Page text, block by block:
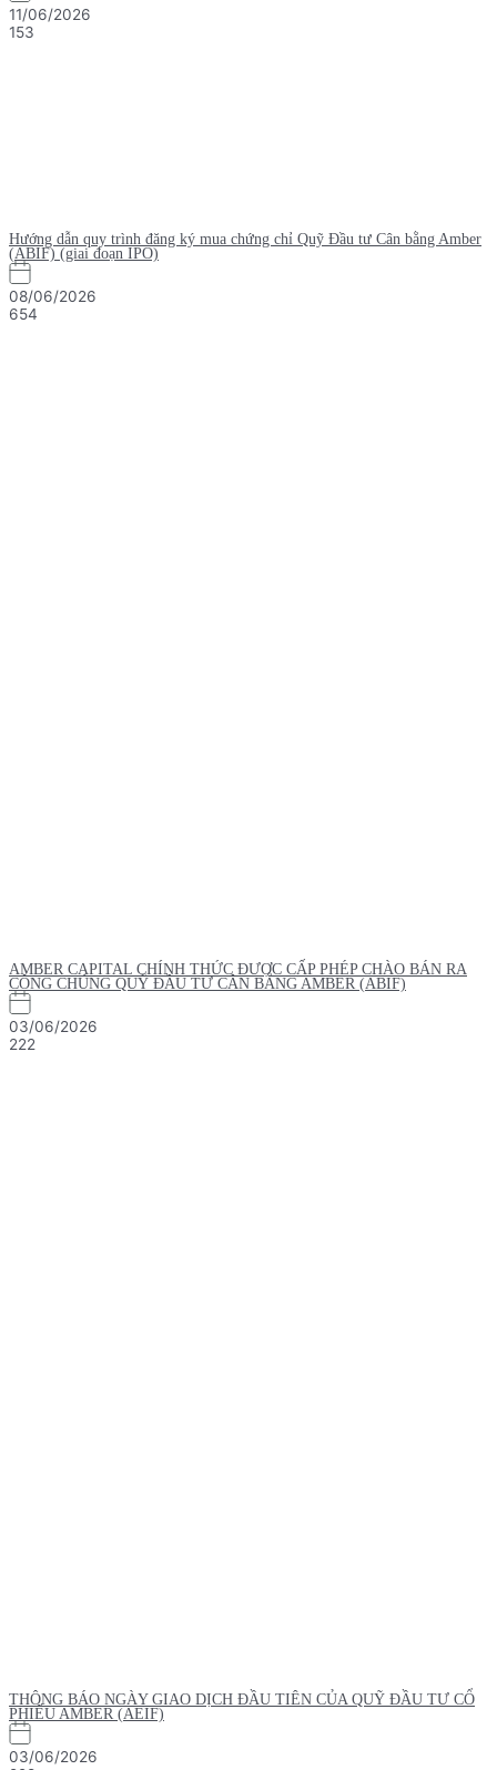
11/06/2026
153
Hướng dẫn quy trình đăng ký mua chứng chỉ Quỹ Đầu tư Cân bằng Amber
(ABIF) (giai đoạn IPO)
08/06/2026
654
AMBER CAPITAL CHÍNH THỨC ĐƯỢC CẤP PHÉP CHÀO BÁN RA
CÔNG CHÚNG QUỸ ĐẦU TƯ CÂN BẰNG AMBER (ABIF)
03/06/2026
222
THÔNG BÁO NGÀY GIAO DỊCH ĐẦU TIÊN CỦA QUỸ ĐẦU TƯ CỔ
PHIẾU AMBER (AEIF)
03/06/2026